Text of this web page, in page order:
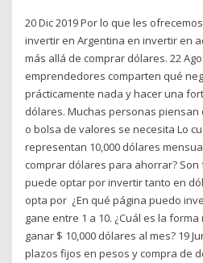
20 Dic 2019 Por lo que les
invertir en Argentina en invertir en
más allá de comprar dólares. 22
emprendedores comparten qué
prácticamente nada y hacer una
dólares. Muchas personas
o bolsa de valores se necesita Lo
representan 10,000 dólares
comprar dólares para ahorrar? Son
puede optar por invertir tanto en
opta por ¿En qué página puedo
gane entre 1 a 10. ¿Cuál es la
ganar $ 10,000 dólares al mes? 19
plazos fijos en pesos y compra de